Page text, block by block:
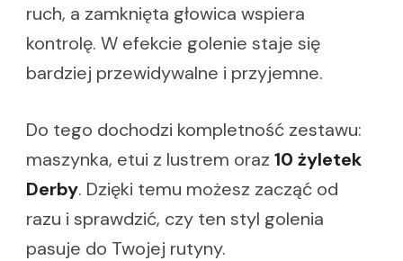
ruch, a zamknięta głowica wspiera
kontrolę. W efekcie golenie staje się
bardziej przewidywalne i przyjemne.
Do tego dochodzi kompletność zestawu:
maszynka, etui z lustrem oraz 10 żyletek
Derby. Dzięki temu możesz zacząć od
razu i sprawdzić, czy ten styl golenia
pasuje do Twojej rutyny.